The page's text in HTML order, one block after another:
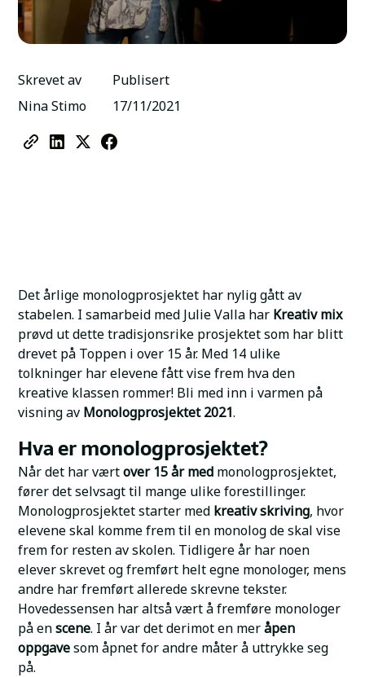
Skrevet av
Nina Stimo
Publisert
17/11/2021
Det årlige monologprosjektet har nylig gått av
stabelen. I samarbeid med Julie Valla har Kreativ mix
prøvd ut dette tradisjonsrike prosjektet som har blitt
drevet på Toppen i over 15 år. Med 14 ulike
tolkninger har elevene fått vise frem hva den
kreative klassen rommer! Bli med inn i varmen på
visning av Monologprosjektet 2021.
Hva er monologprosjektet?
Når det har værtover 15 år med monologprosjektet,
fører det selvsagt til mange ulike forestillinger.
Monologprosjektet starter med kreativ skriving, hvor
elevene skal komme frem til en monolog de skal vise
frem for resten av skolen. Tidligere år har noen
elever skrevet og fremført helt egne monologer, mens
andre har fremført allerede skrevne tekster.
Hovedessensen har altså vært å fremføre monologer
på enscene. I år var det derimot en meråpen
oppgavesom åpnet for andre måter å uttrykke seg
på.